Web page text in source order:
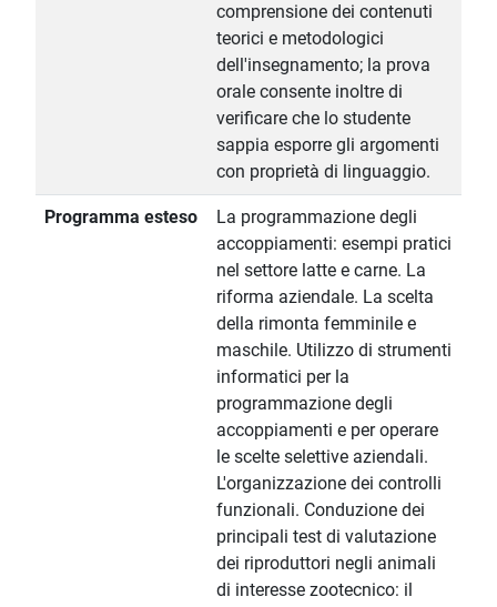
comprensione dei contenuti
teorici e metodologici
dell'insegnamento; la prova
orale consente inoltre di
verificare che lo studente
sappia esporre gli argomenti
con proprietà di linguaggio.
Programma esteso
La programmazione degli
accoppiamenti: esempi pratici
nel settore latte e carne. La
riforma aziendale. La scelta
della rimonta femminile e
maschile. Utilizzo di strumenti
informatici per la
programmazione degli
accoppiamenti e per operare
le scelte selettive aziendali.
L'organizzazione dei controlli
funzionali. Conduzione dei
principali test di valutazione
dei riproduttori negli animali
di interesse zootecnico: il